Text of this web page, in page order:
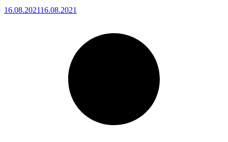
16.08.202116.08.2021